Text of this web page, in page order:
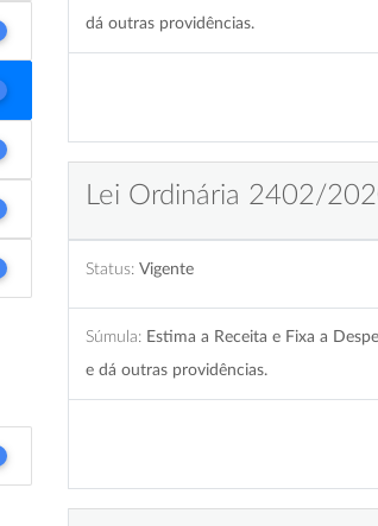
dá outras providências.
Lei Ordinária 2402/
Status: Vigente
Súmula: Estima a Receita e Fixa a
e dá outras providências.